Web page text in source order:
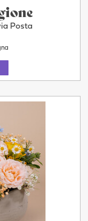
Posta